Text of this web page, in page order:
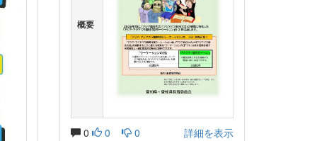
概要
0 0 0 詳細を表示